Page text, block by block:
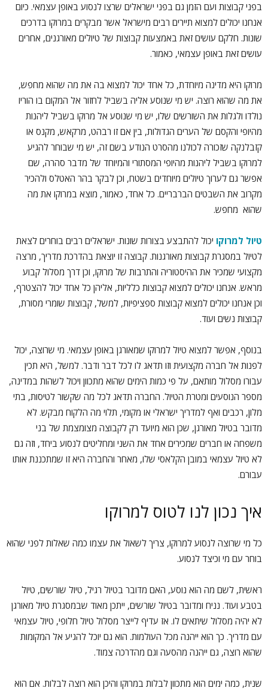
בפני קבוצות ועם הזמן גם בפני ישראלים שרצו לנסוע באופן עצמאי. כיום
אנחנו יכולים למצוא תיירים רבים מישראל אשר מבקרים במרוקו בדרכים
שונות. חלקם עושים זאת באמצעות קבוצות של טיולים מאורגנים, אחרים
עושים זאת באופן עצמאי, כאמור.
מרוקו היא מדינה מיוחדת, כל אחד יכול למצוא בה את מה שהוא מחפש,
את מה שהוא רוצה. יש מי שנוסע אליה בשביל לחזור אל המקום בו הוריו
נולדו ולגלות את השורשים שלו, יש מי שנוסע אל מרוקו בשביל ליהנות
מהיופי והקסם של הערים הגדולות, בין אם זו רבהט, מרקאש, מקנס או
קזבלנקה שזכורה לכולנו מהסרט הנודע בשם זה, יש מי שבוחר להגיע
למרוקו בשביל ליהנות מהיופי המסתורי והמיוחד של מדבר סהרה, שם
אפשר גם לערוך טיולים מיוחדים בשטח, וכן לבקר בהר האטלס ולהכיר
מקרוב את השבטים הברבריים. כל אחד, כאמור, מוצא במרוקו את מה
שהוא מחפש.
טיול למרוקו יכול להתבצע בצורות שונות. ישראלים רבים בוחרים לצאת
לטיול במסגרת קבוצות מאורגנות. קבוצה זו יוצאת בהדרכת מדריך, מרצה
מקצועי שמכיר את ההיסטוריה והתרבות של מרוקו, וכן דרך מסלול קבוע
מראש. אנחנו יכולים למצוא קבוצות כלליות, אליהן כל אחד יכול להצטרף,
וכן אנחנו יכולים למצוא קבוצות ספציפיות, למשל, קבוצות שומרי מסורת,
קבוצות נשים ועוד.
בנוסף, אפשר למצוא טיול למרוקו שמאורגן באופן עצמאי. מי שרוצה, יכול
לפנות אל חברה מקצועית וזו תדאג לו לכל דבר ודבר. למשל, היא תכין
עבורו מסלול מותאם, על פי כמות הימים שהוא מתכוון ויכול לשהות במדינה,
מספר הנוסעים ומטרת הטיול. החברה תדאג לכל מה שקשור לטיסות, בתי
מלון, רכבים ואף למדריך ישראלי או מקומי, תלוי מה הלקוח מבקש. לא
מדובר בטיול מאורגן, שכן הוא מיועד רק לקבוצה מצומצמת של בני
משפחה או חברים שמכירים אחד את השני ומחליטים לנסוע ביחד, וזה גם
לא טיול עצמאי במובן הקלאסי שלו, מאחר והחברה היא זו שמתכננת אותו
עבורם.
איך נכון לנו לטוס למרוקו
כל מי שרוצה לנסוע למרוקו, צריך לשאול את עצמו כמה שאלות לפני שהוא
בוחר עם מי וכיצד לנסוע.
ראשית, לשם מה הוא נוסע, האם מדובר בטיול רגיל, טיול שורשים, טיול
בטבע ועוד. נניח ומדובר בטיול שורשים, ייתכן מאוד שבמסגרת טיול מאורגן
לא יהיה מסלול שיתאים לו. אז עדיף לייצר מסלול טיול חלופי, טיול עצמאי
עם מדריך. כך הוא ייהנה מכל העולמות. הוא גם יוכל להגיע אל המקומות
שהוא רוצה, גם ייהנה מהסעה וגם מהדרכה צמוד.
שנית, כמה ימים הוא מתכוון לבלות במרוקו והיכן הוא רוצה לבלות. אם הוא